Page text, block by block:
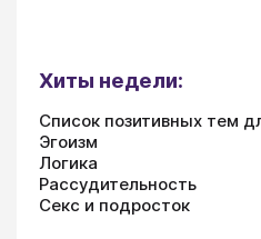
Хиты недели:
Список позитивных тем
Эгоизм
Логика
Рассудительность
Секс и подросток